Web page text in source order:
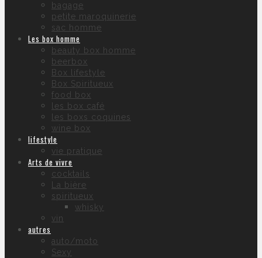
bagage
petite maroquinerie
sac homme
Les box homme
beauty box homme
beerbox
Box lifestyle
Box Spiritueux
food box
les box café
les boxs coquines
wine box
lifestyle
vie pratique
Arts de vivre
cocktails
La bière
spiritueux
whisky
vin
autres
auto/moto
Sexy